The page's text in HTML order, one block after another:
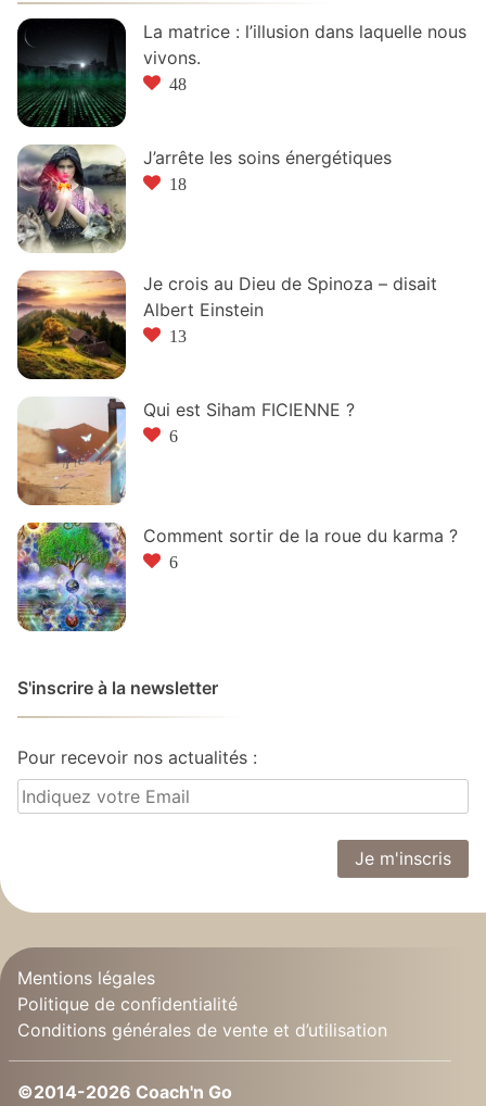
La matrice : l’illusion dans laquelle nous
vivons.
48
J’arrête les soins énergétiques
18
Je crois au Dieu de Spinoza – disait
Albert Einstein
13
Qui est Siham FICIENNE ?
6
Comment sortir de la roue du karma ?
6
S'inscrire à la newsletter
Pour recevoir nos actualités :
Mentions légales
Politique de confidentialité
Conditions générales de vente et d’utilisation
©2014-2026 Coach'n Go